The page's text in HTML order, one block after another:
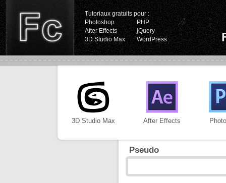
Tutoriaux gratuits pour :
Photoshop
PHP
After Effects
jQuery
3D Studio Max
WordPress
3D Studio Max After Effects
Pseudo